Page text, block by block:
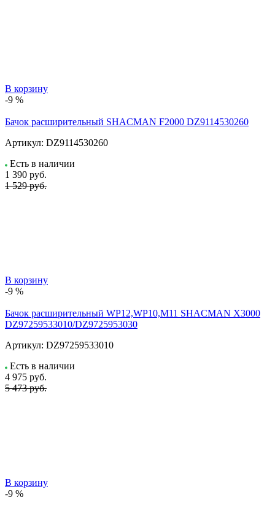
В корзину
-9 %
Бачок расширительный SHACMAN F2000 DZ9114530260
Артикул: DZ9114530260
Есть в наличии
1 390 руб.
1 529 руб.
В корзину
-9 %
Бачок расширительный WP12,WP10,M11 SHACMAN X3000
DZ97259533010/DZ9725953030
Артикул: DZ97259533010
Есть в наличии
4 975 руб.
5 473 руб.
В корзину
-9 %